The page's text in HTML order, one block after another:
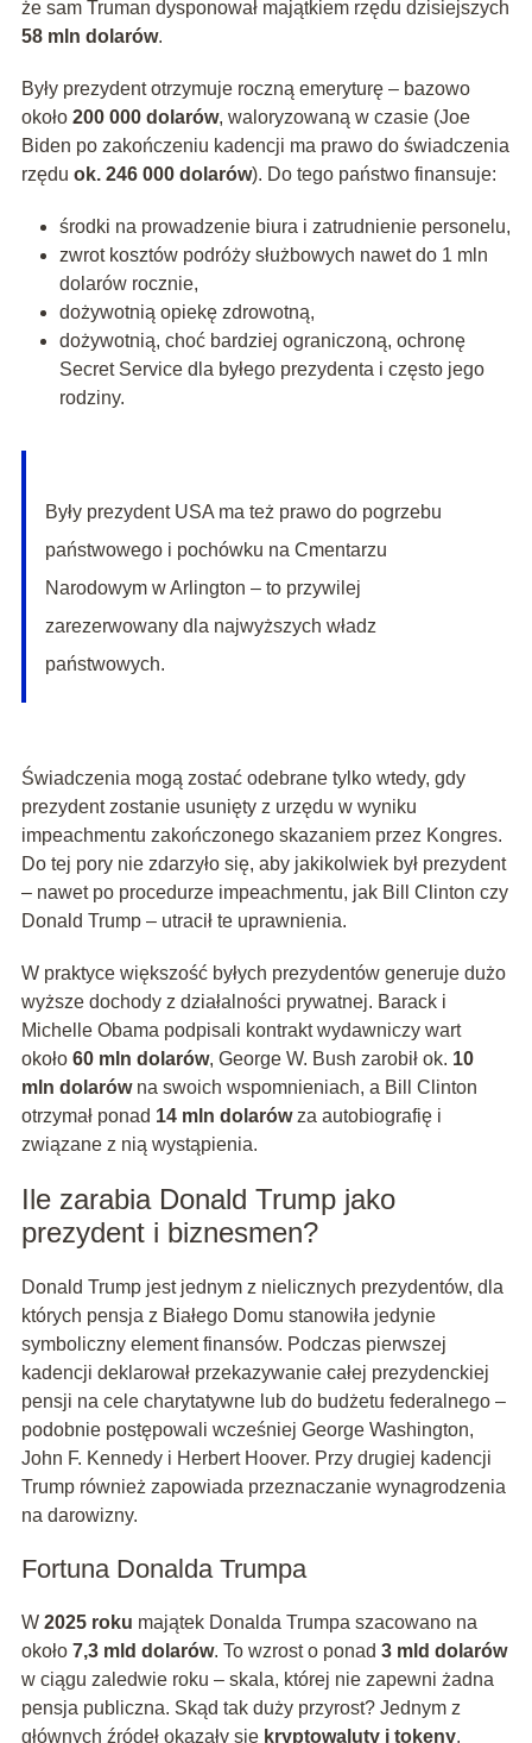
że sam Truman dysponował majątkiem rzędu dzisiejszych
58 mln dolarów.
Były prezydent otrzymuje roczną emeryturę – bazowo
około 200 000 dolarów, waloryzowaną w czasie (Joe
Biden po zakończeniu kadencji ma prawo do świadczenia
rzędu ok. 246 000 dolarów). Do tego państwo finansuje:
środki na prowadzenie biura i zatrudnienie personelu,
zwrot kosztów podróży służbowych nawet do 1 mln
dolarów rocznie,
dożywotnią opiekę zdrowotną,
dożywotnią, choć bardziej ograniczoną, ochronę
Secret Service dla byłego prezydenta i często jego
rodziny.
Były prezydent USA ma też prawo do pogrzebu
państwowego i pochówku na Cmentarzu
Narodowym w Arlington – to przywilej
zarezerwowany dla najwyższych władz
państwowych.
Świadczenia mogą zostać odebrane tylko wtedy, gdy
prezydent zostanie usunięty z urzędu w wyniku
impeachmentu zakończonego skazaniem przez Kongres.
Do tej pory nie zdarzyło się, aby jakikolwiek był prezydent
– nawet po procedurze impeachmentu, jak Bill Clinton czy
Donald Trump – utracił te uprawnienia.
W praktyce większość byłych prezydentów generuje dużo
wyższe dochody z działalności prywatnej. Barack i
Michelle Obama podpisali kontrakt wydawniczy wart
około 60 mln dolarów, George W. Bush zarobił ok. 10
mln dolarówna swoich wspomnieniach, a Bill Clinton
otrzymał ponad 14 mln dolarówza autobiografię i
związane z nią wystąpienia.
Ile zarabia Donald Trump jako
prezydent i biznesmen?
Donald Trump jest jednym z nielicznych prezydentów, dla
których pensja z Białego Domu stanowiła jedynie
symboliczny element finansów. Podczas pierwszej
kadencji deklarował przekazywanie całej prezydenckiej
pensji na cele charytatywne lub do budżetu federalnego –
podobnie postępowali wcześniej George Washington,
John F. Kennedy i Herbert Hoover. Przy drugiej kadencji
Trump również zapowiada przeznaczanie wynagrodzenia
na darowizny.
Fortuna Donalda Trumpa
W 2025 roku majątek Donalda Trumpa szacowano na
około 7,3 mld dolarów. To wzrost o ponad 3 mld dolarów
w ciągu zaledwie roku – skala, której nie zapewni żadna
pensja publiczna. Skąd tak duży przyrost? Jednym z
głównych źródeł okazały się kryptowaluty i tokeny.